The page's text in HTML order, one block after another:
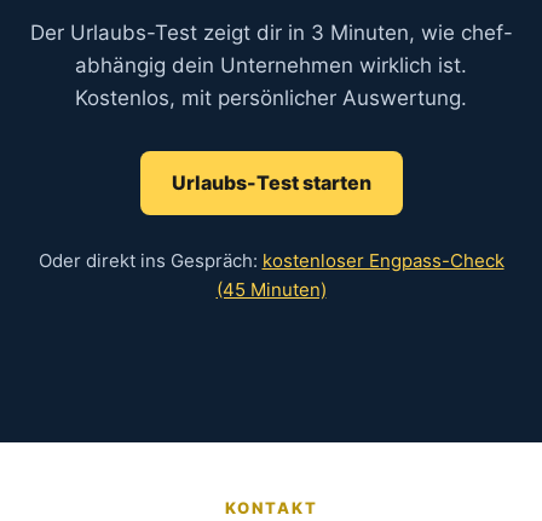
Der Urlaubs-Test zeigt dir in 3 Minuten, wie chef-
abhängig dein Unternehmen wirklich ist.
Kostenlos, mit persönlicher Auswertung.
Urlaubs-Test starten
Oder direkt ins Gespräch: kostenloser Engpass-Check
(45 Minuten)
KONTAKT